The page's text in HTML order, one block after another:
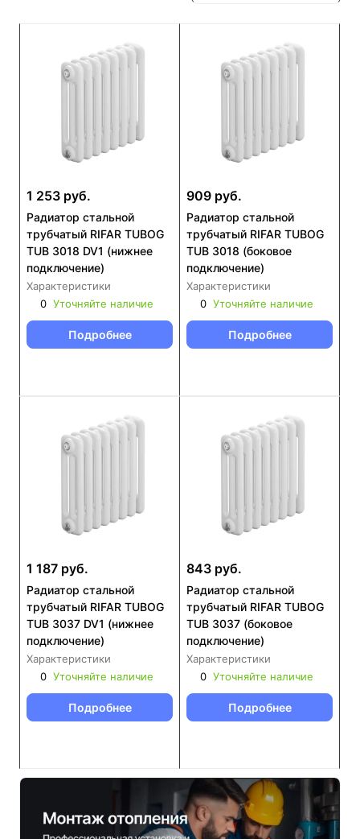
1 253 руб.
Радиатор стальной
трубчатый RIFAR TUBOG
TUB 3018 DV1 (нижнее
подключение)
Характеристики
0 Уточняйте наличие
Подробнее
909 руб.
Радиатор стальной
трубчатый RIFAR TUBOG
TUB 3018 (боковое
подключение)
Характеристики
0 Уточняйте наличие
Подробнее
1 187 руб.
Радиатор стальной
трубчатый RIFAR TUBOG
TUB 3037 DV1 (нижнее
подключение)
Характеристики
0 Уточняйте наличие
Подробнее
843 руб.
Радиатор стальной
трубчатый RIFAR TUBOG
TUB 3037 (боковое
подключение)
Характеристики
0 Уточняйте наличие
Подробнее